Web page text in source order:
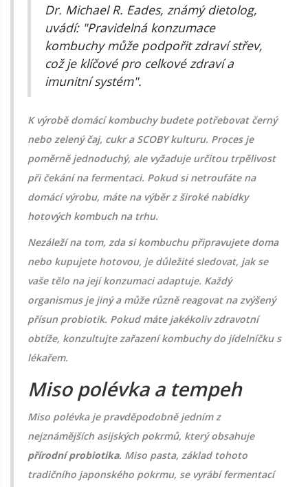
Dr. Michael R. Eades, známý dietolog,
uvádí: "Pravidelná konzumace
kombuchy může podpořit zdraví střev,
což je klíčové pro celkové zdraví a
imunitní systém".
K výrobě domácí kombuchy budete potřebovat černý
nebo zelený čaj, cukr a SCOBY kulturu. Proces je
poměrně jednoduchý, ale vyžaduje určitou trpělivost
při čekání na fermentaci. Pokud si netroufáte na
domácí výrobu, máte na výběr z široké nabídky
hotových kombuch na trhu.
Nezáleží na tom, zda si kombuchu připravujete doma
nebo kupujete hotovou, je důležité sledovat, jak se
vaše tělo na její konzumaci adaptuje. Každý
organismus je jiný a může různě reagovat na zvýšený
přísun probiotik. Pokud máte jakékoliv zdravotní
obtíže, konzultujte zařazení kombuchy do jídelníčku s
lékařem.
Miso polévka a tempeh
Miso polévka je pravděpodobně jedním z
nejznámějších asijských pokrmů, který obsahuje
přírodní probiotika. Miso pasta, základ tohoto
tradičního japonského pokrmu, se vyrábí fermentací